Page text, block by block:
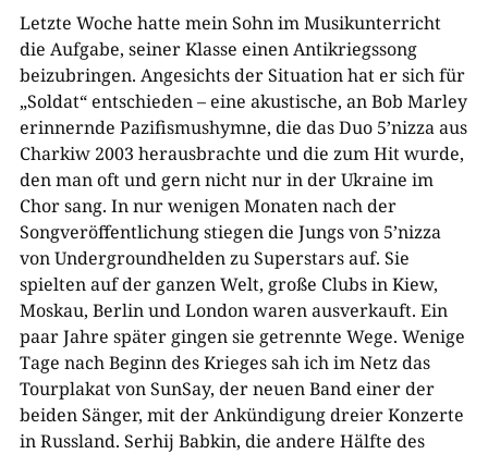
Letzte Woche hatte mein Sohn im Musikunterricht
die Aufgabe, seiner Klasse einen Antikriegssong
beizubringen. Angesichts der Situation hat er sich für
„Soldat“ entschieden – eine akustische, an Bob Marley
erinnernde Pazifismushymne, die das Duo 5’nizza aus
Charkiw 2003 herausbrachte und die zum Hit wurde,
den man oft und gern nicht nur in der Ukraine im
Chor sang. In nur wenigen Monaten nach der
Songveröffentlichung stiegen die Jungs von 5’nizza
von Undergroundhelden zu Superstars auf. Sie
spielten auf der ganzen Welt, große Clubs in Kiew,
Moskau, Berlin und London waren ausverkauft. Ein
paar Jahre später gingen sie getrennte Wege. Wenige
Tage nach Beginn des Krieges sah ich im Netz das
Tourplakat von SunSay, der neuen Band einer der
beiden Sänger, mit der Ankündigung dreier Konzerte
in Russland. Serhij Babkin, die andere Hälfte des